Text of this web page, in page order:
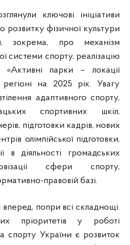
ключові ініціативи
розвитку фізичної культури
зокрема, про механізм
системи спорту, реалізацію
«Активні парки – локації
на 2025 рік. Увагу
адаптивного спорту,
спортивних шкіл,
підготовки кадрів, нових
олімпійської підготовки,
в діяльності громадських
сфери спорту,
правовій базі.
попри всі складнощі.
пріоритетів у роботі
спорту України є розвиток